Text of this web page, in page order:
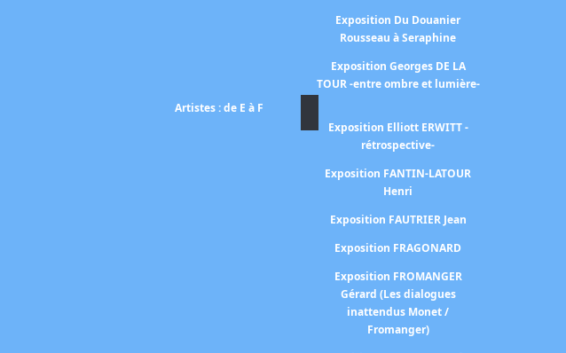
Exposition Du Douanier
Rousseau à Seraphine
Exposition Georges DE LA
TOUR -entre ombre et lumière-
Artistes : de E à F
Exposition Elliott ERWITT -
rétrospective-
Exposition FANTIN-LATOUR
Henri
Exposition FAUTRIER Jean
Exposition FRAGONARD
Exposition FROMANGER
Gérard (Les dialogues
inattendus Monet /
Fromanger)